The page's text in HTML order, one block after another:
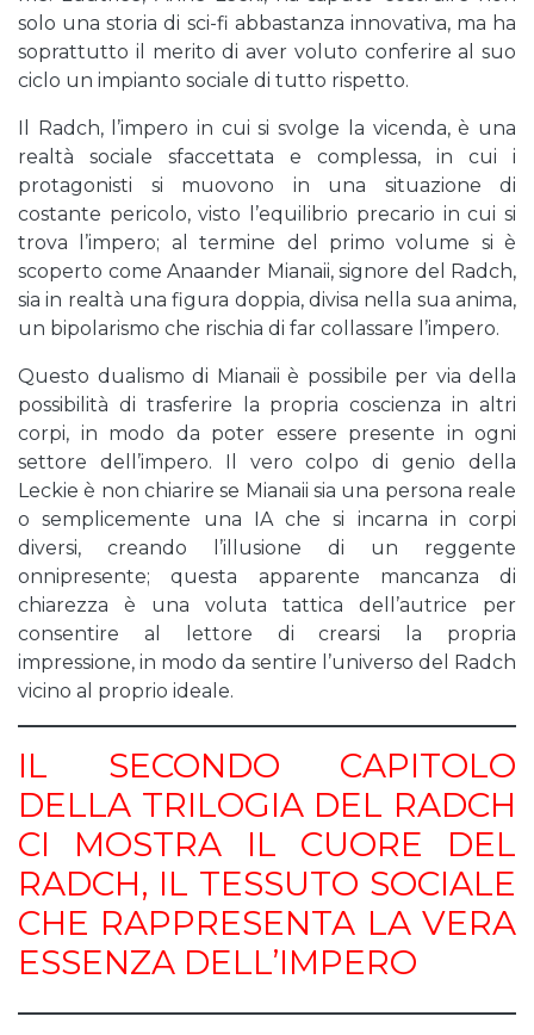
solo una storia di sci-fi abbastanza innovativa, ma ha
soprattutto il merito di aver voluto conferire al suo
ciclo un impianto sociale di tutto rispetto.
Il Radch, l’impero in cui si svolge la vicenda, è una
realtà sociale sfaccettata e complessa, in cui i
protagonisti si muovono in una situazione di
costante pericolo, visto l’equilibrio precario in cui si
trova l’impero; al termine del primo volume si è
scoperto come Anaander Mianaii, signore del Radch,
sia in realtà una figura doppia, divisa nella sua anima,
un bipolarismo che rischia di far collassare l’impero.
Questo dualismo di Mianaii è possibile per via della
possibilità di trasferire la propria coscienza in altri
corpi, in modo da poter essere presente in ogni
settore dell’impero. Il vero colpo di genio della
Leckie è non chiarire se Mianaii sia una persona reale
o semplicemente una IA che si incarna in corpi
diversi, creando l’illusione di un reggente
onnipresente; questa apparente mancanza di
chiarezza è una voluta tattica dell’autrice per
consentire al lettore di crearsi la propria
impressione, in modo da sentire l’universo del Radch
vicino al proprio ideale.
IL SECONDO CAPITOLO
DELLA TRILOGIA DEL RADCH
CI MOSTRA IL CUORE DEL
RADCH, IL TESSUTO SOCIALE
CHE RAPPRESENTA LA VERA
ESSENZA DELL’IMPERO